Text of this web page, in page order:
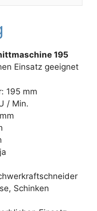
195
Einsatz geeignet
195 mm
/ Min.
Schinken